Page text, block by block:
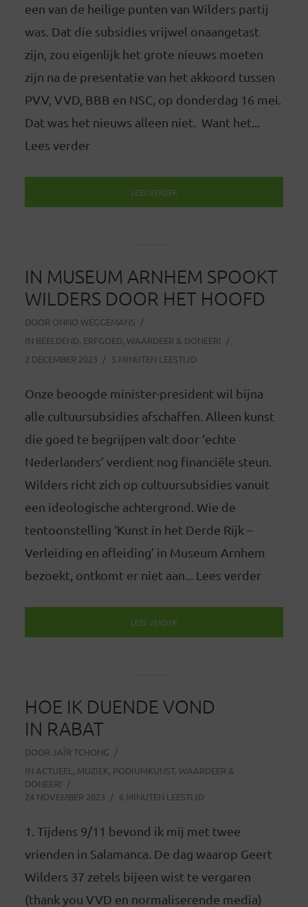
een van de heilige punten van Wilders partij
was. Dat die subsidies vrijwel onaangetast
zijn, zou eigenlijk het grote nieuws moeten
zijn na de presentatie van het akkoord tussen
PVV, VVD, BBB en NSC, op donderdag 16 mei.
Dat was het nieuws alleen niet. Want het...
Lees verder
LEES VERDER
IN MUSEUM ARNHEM SPOOKT
WILDERS DOOR HET HOOFD
DOOR ONNO WEGGEMANS
IN BEELDEND, ERFGOED, WAARDEER & DONEER!
2 DECEMBER 2023
5 MINUTEN LEESTIJD
Onze beoogde minister-president wil bijna
alle cultuursubsidies afschaffen. Alleen kunst
die goed te begrijpen valt door ‘echte
Nederlanders’ verdient nog financiële steun.
Wilders richt zich op cultuursubsidies vanuit
een ideologische achtergrond. Wie de
tentoonstelling ‘Kunst in het Derde Rijk –
Verleiding en afleiding’ in Museum Arnhem
bezoekt, ontkomt er niet aan... Lees verder
LEES VERDER
HOE IK DUENDE VOND
IN RABAT
DOOR JAÏR TCHONG
IN ACTUEEL , MUZIEK, PODIUMKUNST, WAARDEER &
DONEER!
24 NOVEMBER 2023
6 MINUTEN LEESTIJD
1. Tijdens 9/11 bevond ik mij met twee
vrienden in Salamanca. De dag waarop Geert
Wilders 37 zetels bijeen wist te vergaren
(thank you VVD en normaliserende media)